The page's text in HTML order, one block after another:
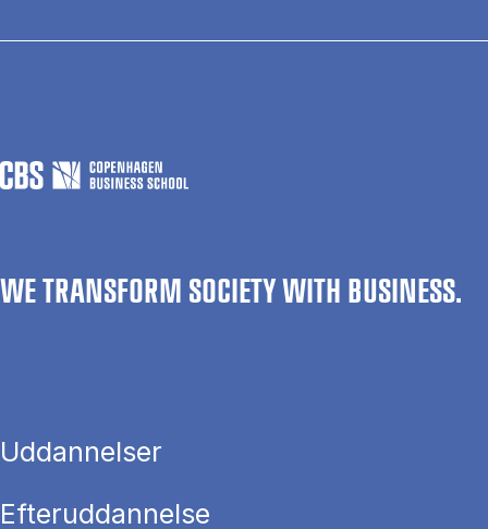
WE TRANSFORM SOCIETY WITH BUSINESS.
Uddannelser
Efteruddannelse